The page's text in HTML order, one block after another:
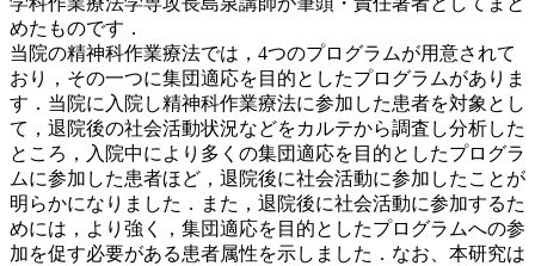
めたものです．
当院の精神科作業療法では，4つのプログラムが用意されて
おり，その一つに集団適応を目的としたプログラムがありま
す．当院に入院し精神科作業療法に参加した患者を対象とし
て，退院後の社会活動状況などをカルテから調査し分析した
ところ，入院中により多くの集団適応を目的としたプログラ
ムに参加した患者ほど，退院後に社会活動に参加したことが
明らかになりました．また，退院後に社会活動に参加するた
めには，より強く，集団適応を目的としたプログラムへの参
加を促す必要がある患者属性を示しました．なお、本研究は